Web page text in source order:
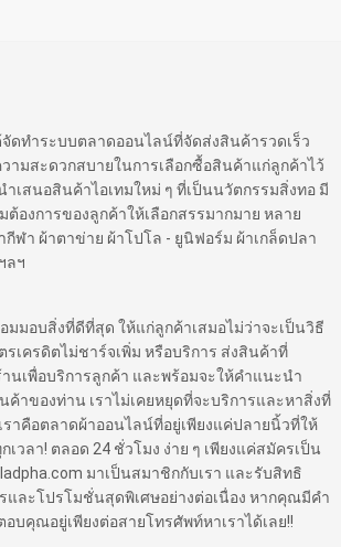
ดทำระบบตลาดออนไลน์ที่จัดส่งสินค้ารวดเร็ว
ามสะดวกสบายในการเลือกซื้อสินค้าแก่ลูกค้าไว้
เสนอสินค้าไอเทมใหม่ ๆ ที่เป็นนวัตกรรมสิ่งทอ มี
ต้องการของลูกค้าให้เลือกสรรมากมาย หลาย
กีฬา ผ้าตาข่าย ผ้าโปโล - ยูนิฟอร์ม ผ้าเกล็ดปลา
ลฯ
มมอบสิ่งที่ดีที่สุด ให้แก่ลูกค้าเสมอไม่ว่าจะเป็นวิธี
รเครดิตไม่ชาร์จเพิ่ม หรือบริการ ส่งสินค้าที่
นเพื่อบริการลูกค้า และพร้อมจะให้คำแนะนำ
ค้าของท่าน เราไม่เคยหยุดที่จะบริการและหาสิ่งที่
าคือตลาดผ้าออนไลน์ที่อยู่เพียงแค่ปลายนิ้วที่ให้
วลา! ตลอด 24 ชั่วโมง ง่าย ๆ เพียงแค่สมัครเป็น
มาเป็นสมาชิกกับเรา และรับสิทธิ
และโปรโมชั่นสุดพิเศษอย่างต่อเนื่อง หากคุณมีคำ
อบคุณอยู่เพียงต่อสายโทรศัพท์หาเราได้เลย!!